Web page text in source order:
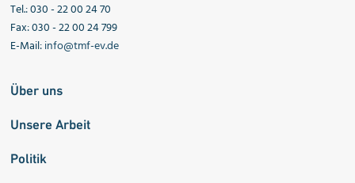
Tel.: 030 - 22 00 24 70
Fax: 030 - 22 00 24 799
E-Mail:info@tmf-ev.de
Über uns
Unsere Arbeit
Politik